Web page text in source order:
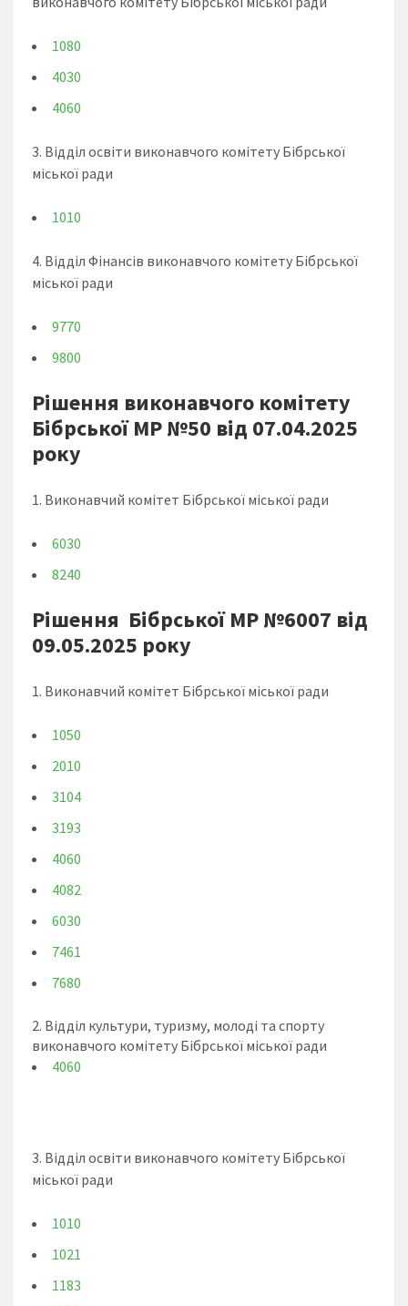
1080
4030
4060
3. Відділ освіти виконавчого комітету Бібрської
міської ради
1010
4. Відділ Фінансів виконавчого комітету Бібрської
міської ради
9770
9800
Рішення виконавчого комітету
Бібрської МР №50 від 07.04.2025
року
1. Виконавчий комітет Бібрської міської ради
6030
8240
Рішення Бібрської МР №6007 від
09.05.2025 року
1. Виконавчий комітет Бібрської міської ради
1050
2010
3104
3193
4060
4082
6030
7461
7680
2. Відділ культури, туризму, молоді та спорту
виконавчого комітету Бібрської міської ради
4060
3. Відділ освіти виконавчого комітету Бібрської
міської ради
1010
1021
1183